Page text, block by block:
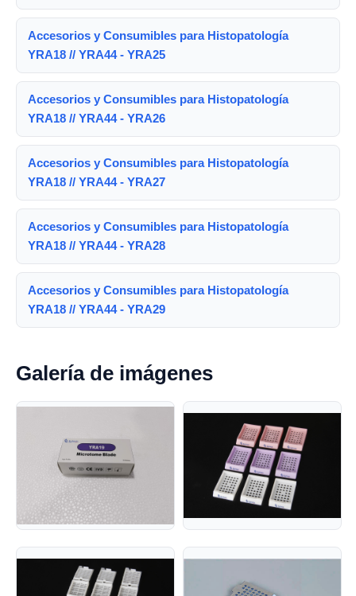
Accesorios y Consumibles para Histopatología
YRA18 // YRA44 - YRA25
Accesorios y Consumibles para Histopatología
YRA18 // YRA44 - YRA26
Accesorios y Consumibles para Histopatología
YRA18 // YRA44 - YRA27
Accesorios y Consumibles para Histopatología
YRA18 // YRA44 - YRA28
Accesorios y Consumibles para Histopatología
YRA18 // YRA44 - YRA29
Galería de imágenes